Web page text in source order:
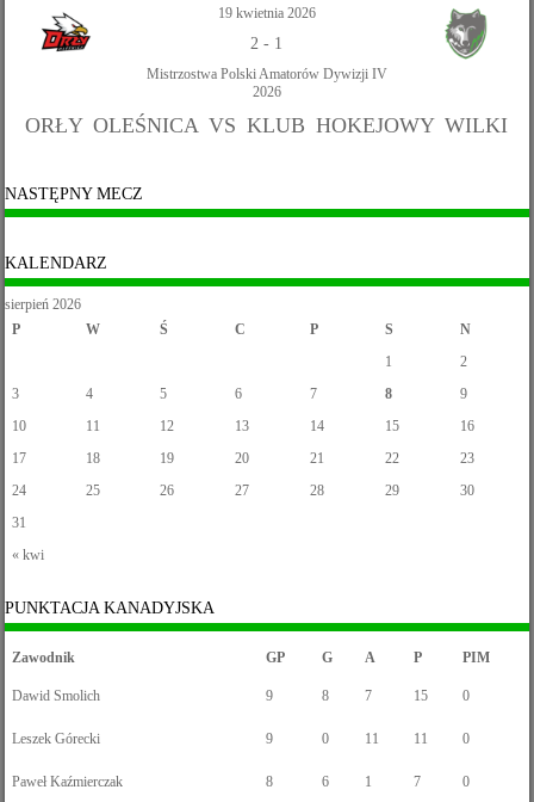
19 kwietnia 2026
2 - 1
Mistrzostwa Polski Amatorów Dywizji IV
2026
ORŁY OLEŚNICA VS KLUB HOKEJOWY WILKI
NASTĘPNY MECZ
KALENDARZ
sierpień 2026
P
W Ś C P S N
« kwi
1
2
3
4 5 6 7 8
9
10
11 12 13 14 15
16
17
18 19 20 21 22
23
24
25 26 27 28 29
30
31
PUNKTACJA KANADYJSKA
Zawodnik GP G A P PIM
Dawid Smolich 9 8 7 15 0
Leszek Górecki 9 0 11 11 0
Paweł Kaźmierczak 8 6 1 7 0